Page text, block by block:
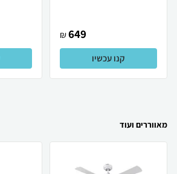
649
₪
קנו עכשיו
מאווררים ועוד